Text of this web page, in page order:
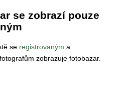
se zobrazí pouze
se registrovaným a
zobrazuje fotobazar.